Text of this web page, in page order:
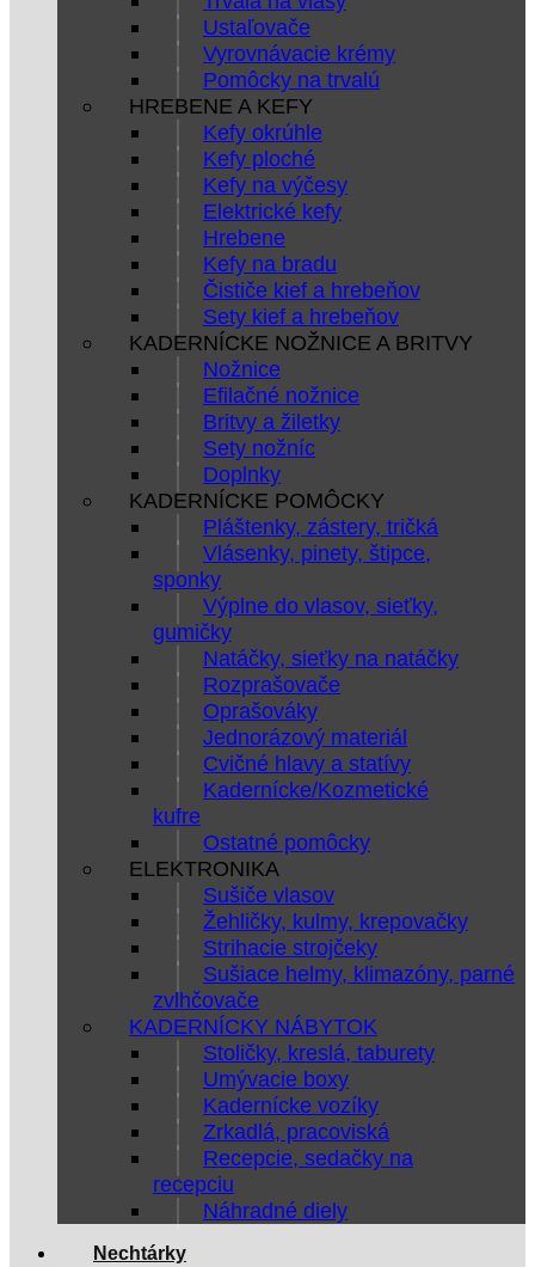
Ustaľovače
Vyrovnávacie krémy
Pomôcky na trvalú
HREBENE A KEFY
Kefy okrúhle
Kefy ploché
Kefy na výčesy
Elektrické kefy
Hrebene
Kefy na bradu
Čističe kief a hrebeňov
Sety kief a hrebeňov
KADERNÍCKE NOŽNICE A BRITVY
Nožnice
Efilačné nožnice
Britvy a žiletky
Sety nožníc
Doplnky
KADERNÍCKE POMÔCKY
Pláštenky, zástery, tričká
Vlásenky, pinety, štipce,
sponky
Výplne do vlasov, sieťky,
gumičky
Natáčky, sieťky na natáčky
Rozprašovače
Oprašováky
Jednorázový materiál
Cvičné hlavy a statívy
Kadernícke/Kozmetické
kufre
Ostatné pomôcky
ELEKTRONIKA
Sušiče vlasov
Žehličky, kulmy, krepovačky
Strihacie strojčeky
Sušiace helmy, klimazóny, parné
zvlhčovače
KADERNÍCKY NÁBYTOK
Stoličky, kreslá, taburety
Umývacie boxy
Kadernícke vozíky
Zrkadlá, pracoviská
Recepcie, sedačky na
recepciu
Náhradné diely
Nechtárky